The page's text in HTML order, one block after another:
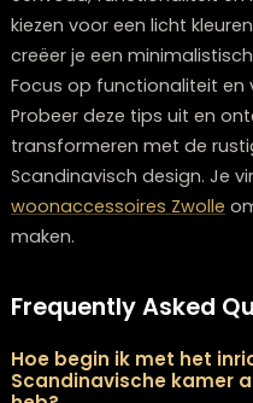
kopen Zwolleof nieuwe
Zwolle heeft een ruime
Vergeet de
niet alleen mooi zijn,
voor dagelijks gebruik.
en bruikbare ruimte te
eenvoud, functionaliteit